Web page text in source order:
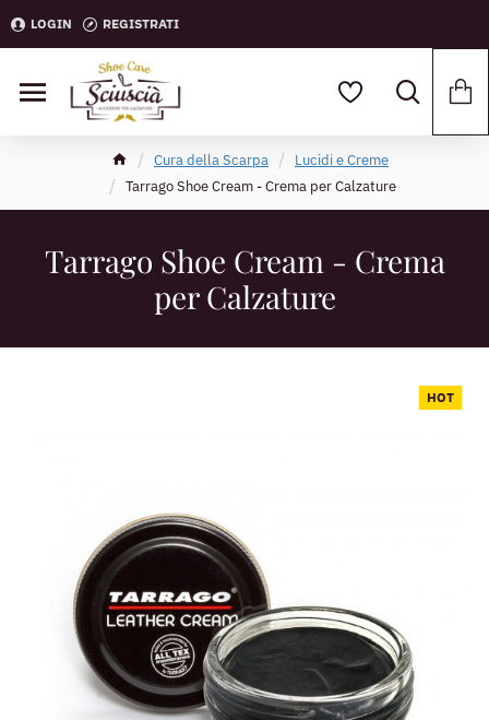
LOGIN REGISTRATI
Cura della Scarpa
Lucidi e Creme
Tarrago Shoe Cream - Crema per Calzature
Tarrago Shoe Cream - Crema
per Calzature
HOT